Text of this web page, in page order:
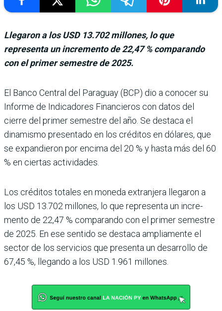
Llegaron a los USD 13.702 millones, lo que
representa un incremento de 22,47 % comparando
con el primer semestre de 2025.
El Banco Central del Paraguay (BCP) dio a conocer su
Informe de Indicadores Financieros con datos del
cierre del pri­mer semestre del año. Se destaca el
dinamismo pre­sentado en los créditos en dólares, que
se expandieron por encima del 20 % y hasta más del 60
% en ciertas acti­vidades.
Los créditos totales en moneda extranjera llegaron a
los USD 13.702 millones, lo que representa un incre­
mento de 22,47 % compa­rando con el primer semes­tre
de 2025. En ese sentido se destaca ampliamente el
sec­tor de los servicios que pre­senta un desarrollo de
67,45 %, llegando a los USD 1.961 millones.